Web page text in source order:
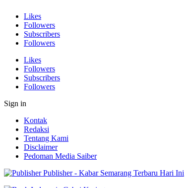
Likes
Followers
Subscribers
Followers
Likes
Followers
Subscribers
Followers
Sign in
Kontak
Redaksi
Tentang Kami
Disclaimer
Pedoman Media Saiber
Publisher - Kabar Semarang Terbaru Hari Ini